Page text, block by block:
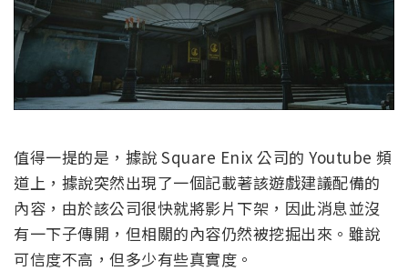
值得一提的是，據說 Square Enix 公司的 Youtube 頻
道上，據說突然出現了一個記載著該遊戲建議配備的
內容，由於該公司很快就將影片下架，因此消息並沒
有一下子傳開，但相關的內容仍然被挖掘出來。雖說
可信度不高，但多少有些真實度。